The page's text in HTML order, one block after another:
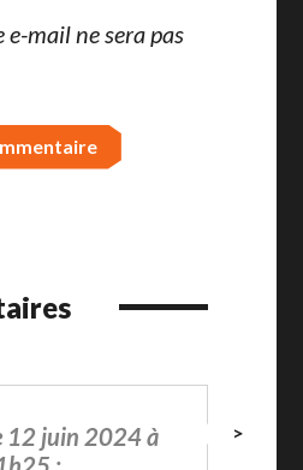
e-mail ne sera pas
12 juin 2024 à
>